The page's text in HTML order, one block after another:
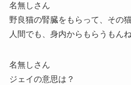
名無しさん
野良猫の腎臓をもらって、その
人間でも、身内からもらうもんね
名無しさん
ジェイの意思は？